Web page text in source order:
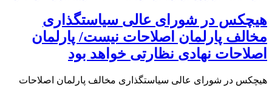
هیچکس در شورای عالی سیاستگذاری
مخالف پارلمان اصلاحات نیست/ پارلمان
اصلاحات نهادی نظارتی خواهد بود
هیچکس در شورای عالی سیاستگذاری مخالف پارلمان اصلاحات